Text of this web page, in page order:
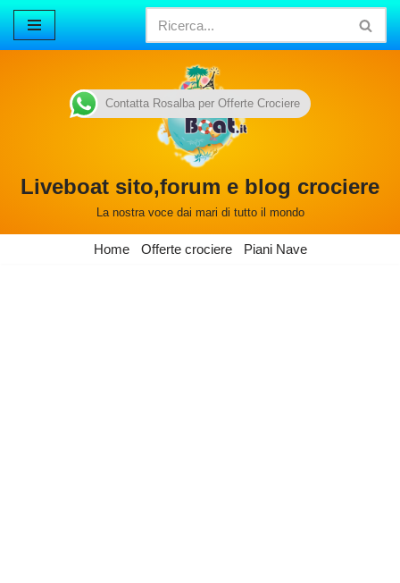
Vai
Liveboat sito,forum e blog crociere
La nostra voce dai mari di tutto il mondo
Home Offerte crociere Piani Nave
Contatta Rosalba per Offerte Crociere